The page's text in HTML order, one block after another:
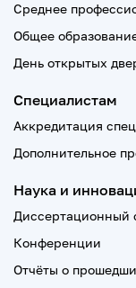
Среднее
Общее
День открытых
Специалистам
Аккредитация
Дополнительное
Наука и
Диссертационный
Конференции
Отчёты о